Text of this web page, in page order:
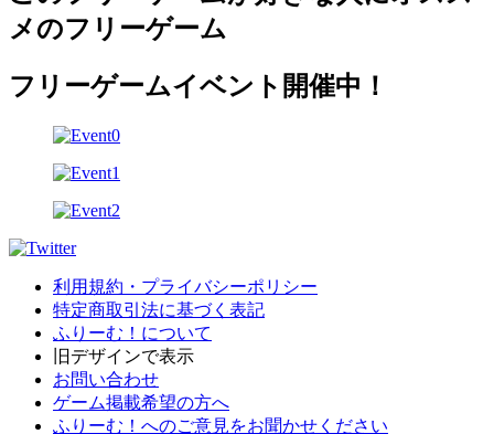
メのフリーゲーム
フリーゲームイベント開催中！
利用規約・プライバシーポリシー
特定商取引法に基づく表記
ふりーむ！について
旧デザインで表示
お問い合わせ
ゲーム掲載希望の方へ
ふりーむ！へのご意見をお聞かせください